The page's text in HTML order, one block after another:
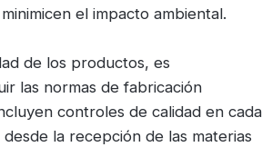
el impacto ambiental.
de los productos, es
las normas de fabricación
controles de calidad en cada
la recepción de las materias